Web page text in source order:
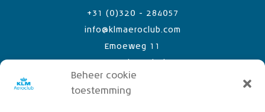
Beheer cookie
toestemming
Emoeweg 11
info@klmaeroclub.com
+31 (0)320 - 284057